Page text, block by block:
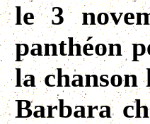
le 3
panthéon
la chanson
Barbara